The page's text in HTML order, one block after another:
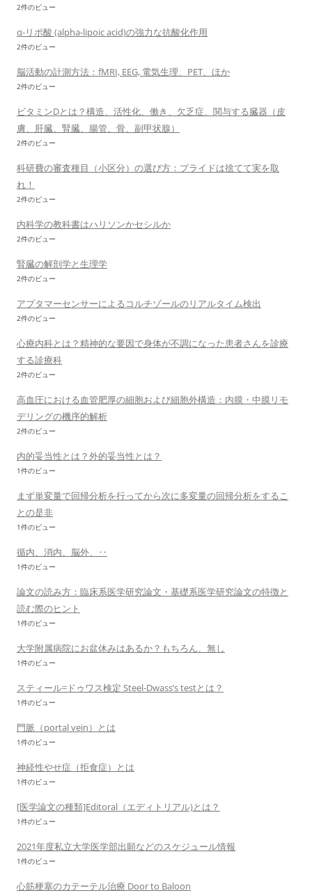
2件のビュー
α-リポ酸 (alpha-lipoic acid)の強力な抗酸化作用
2件のビュー
脳活動の計測方法：fMRI, EEG, 電気生理、PET、ほか
2件のビュー
ビタミンDとは？構造、活性化、働き、欠乏症、関与する臓器（皮
膚、肝臓、腎臓、腸管、骨、副甲状腺）
2件のビュー
科研費の審査種目（小区分）の選び方：プライドは捨てて実を取
れ！
2件のビュー
内科学の教科書はハリソンかセシルか
2件のビュー
腎臓の解剖学と生理学
2件のビュー
アプタマーセンサーによるコルチゾールのリアルタイム検出
2件のビュー
心療内科とは？精神的な要因で身体が不調になった患者さんを診療
する診療科
2件のビュー
高血圧における血管肥厚の細胞および細胞外構造：内膜・中膜リモ
デリングの機序的解析
2件のビュー
内的妥当性とは？外的妥当性とは？
1件のビュー
まず単変量で回帰分析を行ってから次に多変量の回帰分析をするこ
との是非
1件のビュー
循内、消内、脳外、‥
1件のビュー
論文の読み方：臨床系医学研究論文・基礎系医学研究論文の特徴と
読む際のヒント
1件のビュー
大学附属病院にお盆休みはあるか？もちろん、無し
1件のビュー
スティール=ドゥワス検定 Steel-Dwass’s testとは？
1件のビュー
門脈（portal vein）とは
1件のビュー
神経性やせ症（拒食症）とは
1件のビュー
[医学論文の種類]Editoral（エディトリアル)とは？
1件のビュー
2021年度私立大学医学部出願などのスケジュール情報
1件のビュー
心筋梗塞のカテーテル治療 Door to Baloon